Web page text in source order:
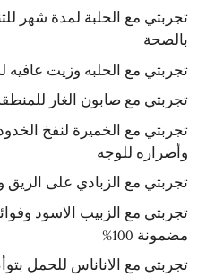
تجربتي مع الحلبة لمدة شهر
بالصحة
تجربتي مع الحلبه وزيت
تجربتي مع صابون الغار
تجربتي مع الخميرة لنفخ
وأضراره للوجه
تجربتي مع الزبادي على الريق
تجربتي مع الزبيب الاسود
مضمونة 100%
تجربتي مع الاناناس للحمل